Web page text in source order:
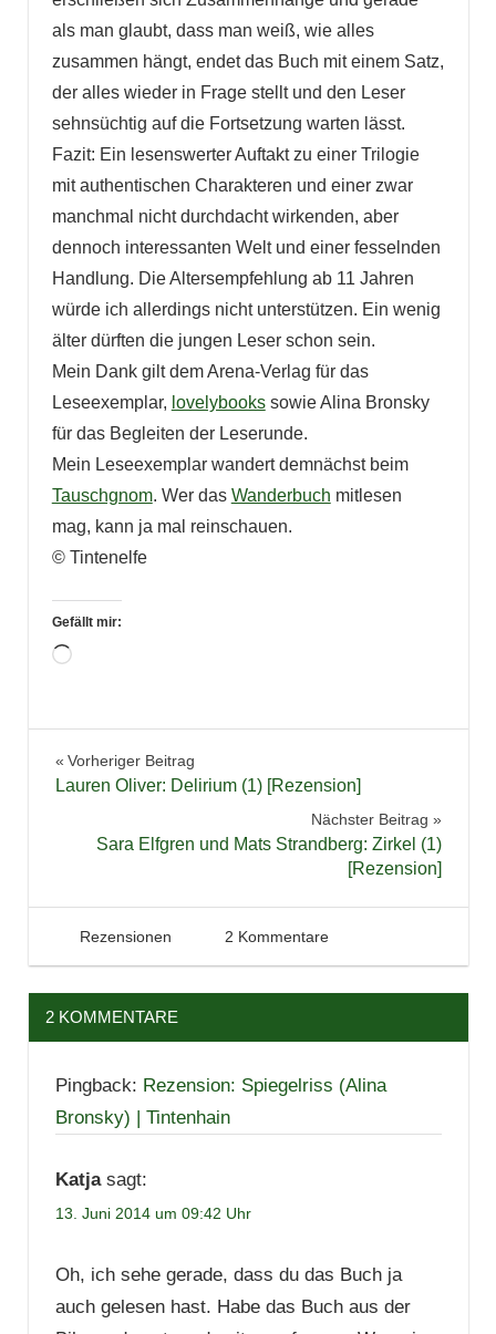
als man glaubt, dass man weiß, wie alles
zusammen hängt, endet das Buch mit einem Satz,
der alles wieder in Frage stellt und den Leser
sehnsüchtig auf die Fortsetzung warten lässt.
Fazit: Ein lesenswerter Auftakt zu einer Trilogie
mit authentischen Charakteren und einer zwar
manchmal nicht durchdacht wirkenden, aber
dennoch interessanten Welt und einer fesselnden
Handlung. Die Altersempfehlung ab 11 Jahren
würde ich allerdings nicht unterstützen. Ein wenig
älter dürften die jungen Leser schon sein.
Mein Dank gilt dem Arena-Verlag für das
Leseexemplar, lovelybookssowie Alina Bronsky
für das Begleiten der Leserunde.
Mein Leseexemplar wandert demnächst beim
Tauschgnom. Wer das Wanderbuch mitlesen
mag, kann ja mal reinschauen.
© Tintenelfe
Gefällt mir:
Wird
Fantasy
Lesen
Rezension
Beitragsnavigation
Vorheriger Beitrag
Lauren Oliver: Delirium (1) [Rezension]
Nächster Beitrag
Sara Elfgren und Mats Strandberg: Zirkel (1)
[Rezension]
2. April 2012
Tintenhain
Rezensionen 2 Kommentare
2 KOMMENTARE
Pingback: Rezension: Spiegelriss (Alina
Bronsky) | Tintenhain
Katja sagt:
13. Juni 2014 um 09:42 Uhr
Oh, ich sehe gerade, dass du das Buch ja
auch gelesen hast. Habe das Buch aus der